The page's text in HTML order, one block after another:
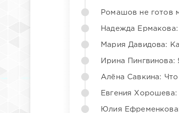
Ромашов не готов
Надежда Ермакова:
Мария Давидова:
Ирина Пингвинова:
Алёна Савкина:
Евгения
Юлия